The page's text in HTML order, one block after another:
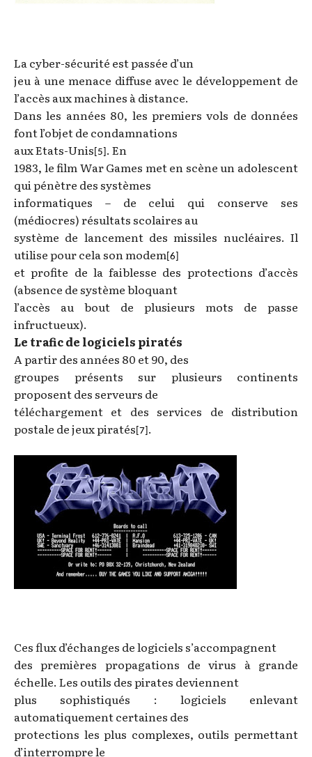
La cyber-sécurité est passée d’un
jeu à une menace diffuse avec le développement de
l’accès aux machines à distance.
Dans les années 80, les premiers vols de données
font l’objet de condamnations
aux Etats-Unis [5] . En
1983, le film War Games met en scène un adolescent
qui pénètre des systèmes
informatiques – de celui qui conserve ses
(médiocres) résultats scolaires au
système de lancement des missiles nucléaires. Il
utilise pour cela son modem [6]
et profite de la faiblesse des protections d’accès
(absence de système bloquant
l’accès au bout de plusieurs mots de passe
infructueux).
Le trafic de logiciels piratés
A partir des années 80 et 90, des
groupes présents sur plusieurs continents
proposent des serveurs de
téléchargement et des services de distribution
postale de jeux piratés [7] .
Ces flux d’échanges de logiciels s’accompagnent
des premières propagations de virus à grande
échelle. Les outils des pirates deviennent
plus sophistiqués : logiciels enlevant
automatiquement certaines des
protections les plus complexes, outils permettant
d’interrompre le